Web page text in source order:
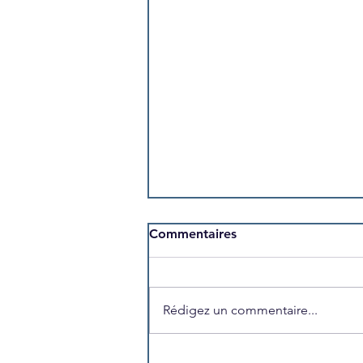
Commentaires
Rédigez un commentaire...